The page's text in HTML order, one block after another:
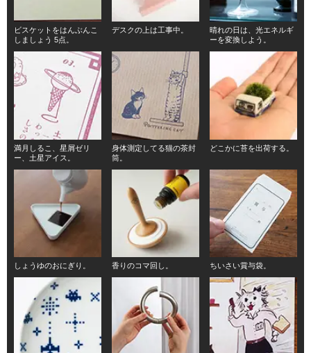
ビスケットをはんぶんこ
しましょう 5点。
デスクの上は工事中。
晴れの日は、光エネルギ
ーを変換しよう。
満月しるこ、星屑ゼリ
ー、土星アイス。
身体測定してる猫の茶封
筒。
どこかに苔を出荷する。
しょうゆのおにぎり。 香りのコマ回し。 ちいさい賞与袋。